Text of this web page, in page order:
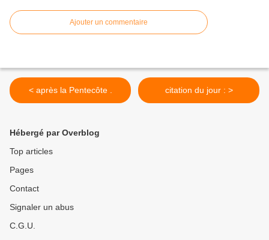
Ajouter un commentaire
< après la Pentecôte . citation du jour : >
Hébergé par Overblog
Top articles
Pages
Contact
Signaler un abus
C.G.U.